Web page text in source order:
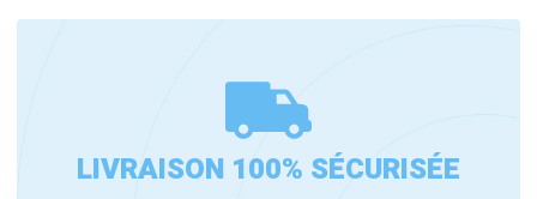
LIVRAISON 100% SÉCURISÉE